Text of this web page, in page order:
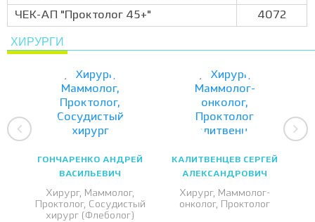
ЧЕК-АП "Проктолог 45+"
4072
ХИРУРГИ
ГОНЧАРЕНКО АНДРЕЙ
ВАСИЛЬЕВИЧ
Хирург, Маммолог,
Проктолог, Сосудистый
хирург (Флеболог)
КАЛИТВЕНЦЕВ СЕРГЕЙ
АЛЕКСАНДРОВИЧ
Хирург, Маммолог-
онколог, Проктолог